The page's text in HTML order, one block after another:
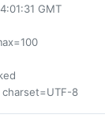
GMT
8